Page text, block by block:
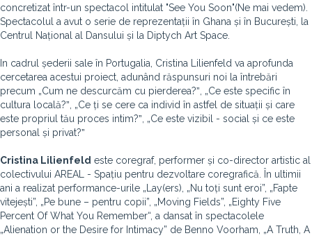
concretizat într-un spectacol intitulat "See You Soon"(Ne mai vedem).
Spectacolul a avut o serie de reprezentații în Ghana și în București, la
Centrul Național al Dansului și la Diptych Art Space.
In cadrul șederii sale în Portugalia, Cristina Lilienfeld va aprofunda
cercetarea acestui proiect, adunând răspunsuri noi la întrebări
precum „Cum ne descurcăm cu pierderea?ˮ, „Ce este specific în
cultura locală?ˮ, „Ce ți se cere ca individ în astfel de situații și care
este propriul tău proces intim?ˮ, „Ce este vizibil - social și ce este
personal și privat?ˮ
Cristina Lilienfeld este coregraf, performer și co-director artistic al
colectivului AREAL - Spațiu pentru dezvoltare coregrafică. În ultimii
ani a realizat performance-urile „Lay(ers), „Nu toți sunt eroi”, „Fapte
vitejești”, „Pe bune – pentru copii”, „Moving Fields”, „Eighty Five
Percent Of What You Remember“, a dansat în spectacolele
„Alienation or the Desire for Intimacy” de Benno Voorham, „A Truth, A